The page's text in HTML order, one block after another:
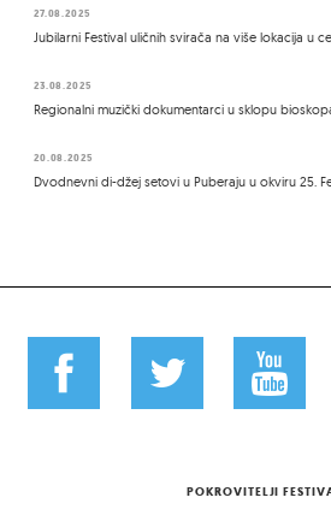
27.08.2025
Jubilarni Festival uličnih svirača na više lokacija u
23.08.2025
Regionalni muzički dokumentarci u sklopu
20.08.2025
Dvodnevni di-džej setovi u Puberaju u okviru 25.
POKROVITELJI